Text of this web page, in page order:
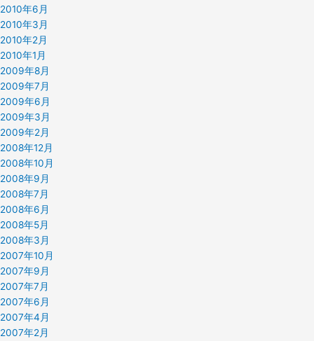
2010年6月
2010年3月
2010年2月
2010年1月
2009年8月
2009年7月
2009年6月
2009年3月
2009年2月
2008年12月
2008年10月
2008年9月
2008年7月
2008年6月
2008年5月
2008年3月
2007年10月
2007年9月
2007年7月
2007年6月
2007年4月
2007年2月